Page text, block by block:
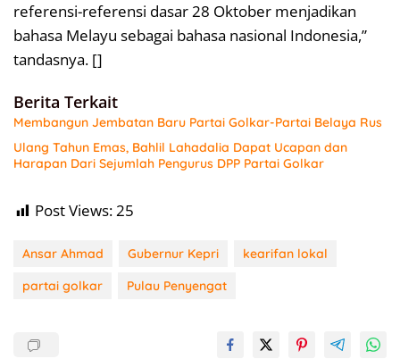
referensi-referensi dasar 28 Oktober menjadikan
bahasa Melayu sebagai bahasa nasional Indonesia,”
tandasnya. []
Berita Terkait
Membangun Jembatan Baru Partai Golkar-Partai Belaya Rus
Ulang Tahun Emas, Bahlil Lahadalia Dapat Ucapan dan
Harapan Dari Sejumlah Pengurus DPP Partai Golkar
Post Views:25
Ansar Ahmad Gubernur Kepri
kearifan lokal
partai golkar
Pulau Penyengat